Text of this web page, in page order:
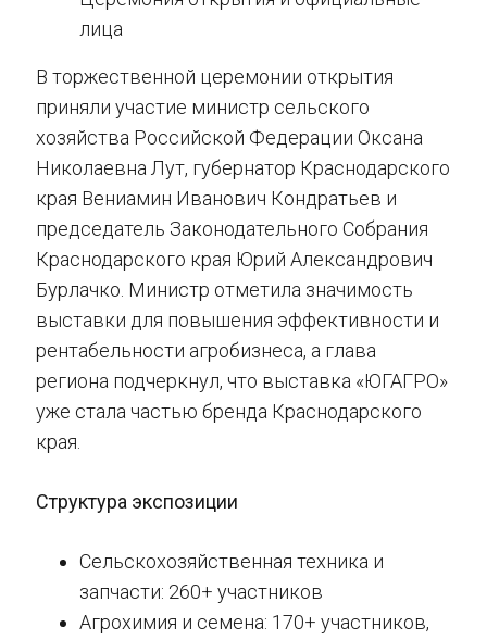
лица
В торжественной церемонии открытия
приняли участие министр сельского
хозяйства Российской Федерации Оксана
Николаевна Лут, губернатор Краснодарского
края Вениамин Иванович Кондратьев и
председатель Законодательного Собрания
Краснодарского края Юрий Александрович
Бурлачко. Министр отметила значимость
выставки для повышения эффективности и
рентабельности агробизнеса, а глава
региона подчеркнул, что выставка «ЮГАГРО»
уже стала частью бренда Краснодарского
края.
Структура экспозиции
Сельскохозяйственная техника и
запчасти: 260+ участников
Агрохимия и семена: 170+ участников,